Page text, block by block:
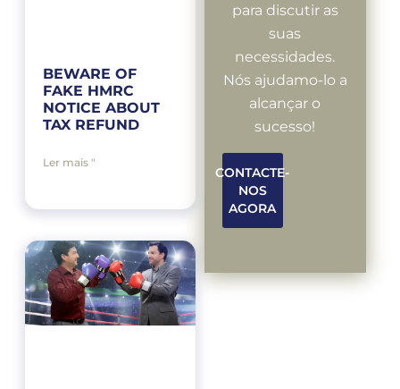
BEWARE OF
FAKE HMRC
NOTICE ABOUT
TAX REFUND
Ler mais "
para discutir as
suas
necessidades.
Nós ajudamo-lo a
alcançar o
sucesso!
CONTACTE-
NOS
AGORA